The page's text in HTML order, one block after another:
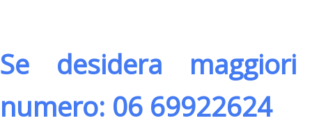
Se desidera
numero: 06 69922624